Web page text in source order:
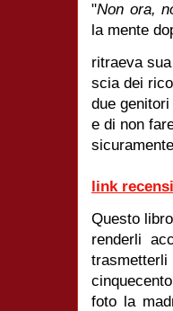
"Non ora,
la mente
ritraeva
scia dei
due
e di non
link
Questo
renderli
foto la